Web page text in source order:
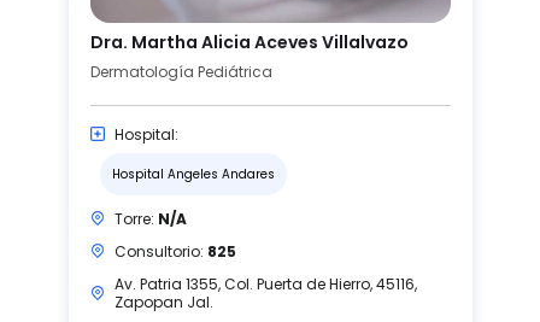
Dra. Martha Alicia Aceves Villalvazo
Dermatología Pediátrica
Hospital:
Hospital Angeles Andares
Torre: N/A
Consultorio: 825
Av. Patria 1355, Col. Puerta de Hierro, 45116,
Zapopan Jal.